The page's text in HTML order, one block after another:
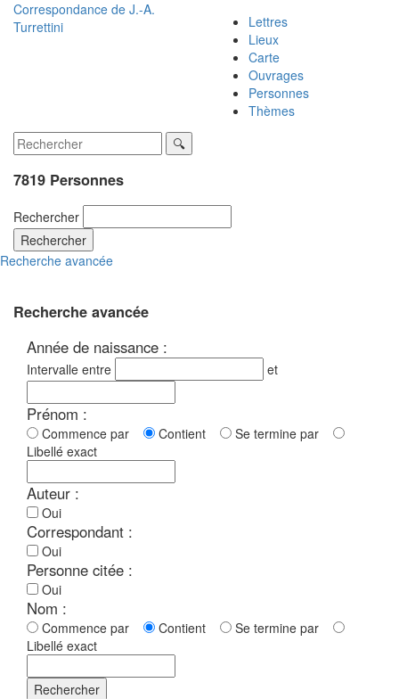
Correspondance de J.-A.
Turrettini
Lettres
Lieux
Carte
Ouvrages
Personnes
Thèmes
7819 Personnes
Rechercher
Rechercher
Recherche avancée
Recherche avancée
Année de naissance :
Intervalle entre et
Prénom :
Commence par Contient
Se termine par
Libellé exact
Auteur :
Oui
Correspondant :
Oui
Personne citée :
Oui
Nom :
Commence par Contient
Se termine par
Libellé exact
Rechercher